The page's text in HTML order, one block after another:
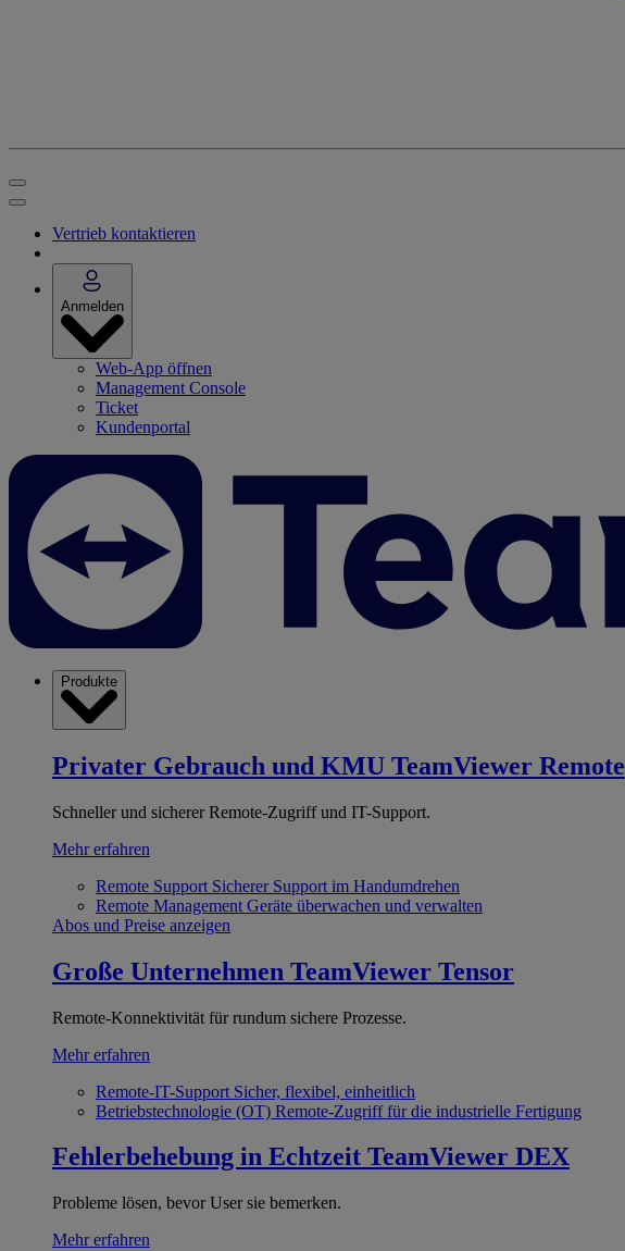
Vertrieb kontaktieren
Anmelden
Web-App öffnen
Management Console
Ticket
Kundenportal
Produkte
Privater Gebrauch und KMU TeamViewer Remote
Schneller und sicherer Remote-Zugriff und IT-Support.
Mehr erfahren
Remote Support Sicherer Support im Handumdrehen
Remote Management Geräte überwachen und verwalten
Abos und Preise anzeigen
Große Unternehmen TeamViewer Tensor
Remote-Konnektivität für rundum sichere Prozesse.
Mehr erfahren
Remote-IT-Support Sicher, flexibel, einheitlich
Betriebstechnologie (OT) Remote-Zugriff für die industrielle Fertigung
Fehlerbehebung in Echtzeit TeamViewer DEX
Probleme lösen, bevor User sie bemerken.
Mehr erfahren